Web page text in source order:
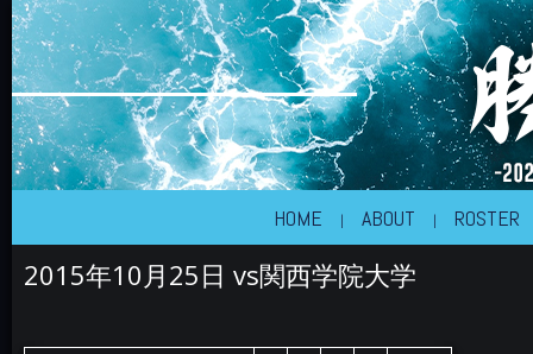
KINDAI BIG BLUE
近畿大学体育会アメリカンフットボール部
HOME ABOUT ROSTER
2015年10月25日 vs関西学院大学